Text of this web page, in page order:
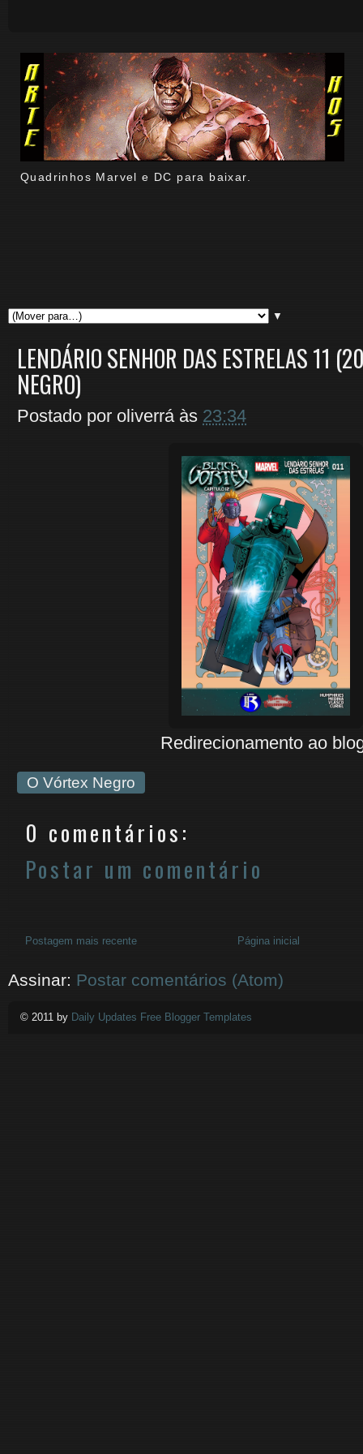
Quadrinhos Marvel e DC para baixar.
▼
LENDÁRIO SENHOR DAS ESTRELAS 11
NEGRO)
Postado por oliverrá às 23:34
Redirecionamento ao
O Vórtex Negro
0 comentários:
Postar um comentário
Postagem mais recente Página inicial
Assinar: Postar comentários (Atom)
© 2011 by Daily Updates Free Blogger Templates